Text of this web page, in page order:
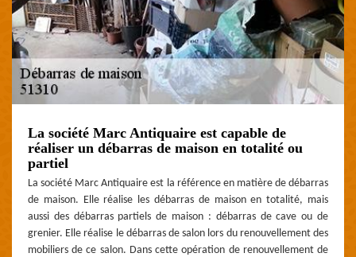
La société Marc Antiquaire est capable de
réaliser un débarras de maison en totalité ou
partiel
La société Marc Antiquaire est la référence en matière de débarras
de maison. Elle réalise les débarras de maison en totalité, mais
aussi des débarras partiels de maison : débarras de cave ou de
grenier. Elle réalise le débarras de salon lors du renouvellement des
mobiliers de ce salon. Dans cette opération de renouvellement de